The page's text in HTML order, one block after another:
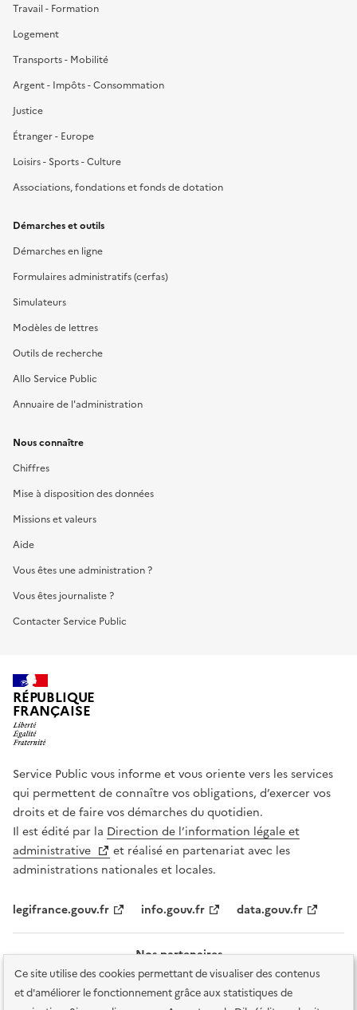
Ce site utilise des cookies permettant de visualiser des contenus
et d'améliorer le fonctionnement grâce aux statistiques de
Travail - Formation
Logement
Transports - Mobilité
Argent - Impôts - Consommation
Justice
Étranger - Europe
Loisirs - Sports - Culture
Associations, fondations et fonds de dotation
Démarches et outils
Démarches en ligne
Formulaires administratifs (cerfas)
Simulateurs
Modèles de lettres
Outils de recherche
Allo Service Public
Annuaire de l'administration
Nous connaître
Chiffres
Mise à disposition des données
Missions et valeurs
Aide
Vous êtes une administration ?
Vous êtes journaliste ?
Contacter Service Public
RÉPUBLIQUE
FRANÇAISE
Service Public vous informe et vous oriente vers les services
qui permettent de connaître vos obligations, d’exercer vos
droits et de faire vos démarches du quotidien.
Il est édité par la Direction de l’information légale et
administrative
et réalisé en partenariat avec les
administrations nationales et locales.
legifrance.gouv.fr info.gouv.fr data.gouv.fr
Nos partenaires